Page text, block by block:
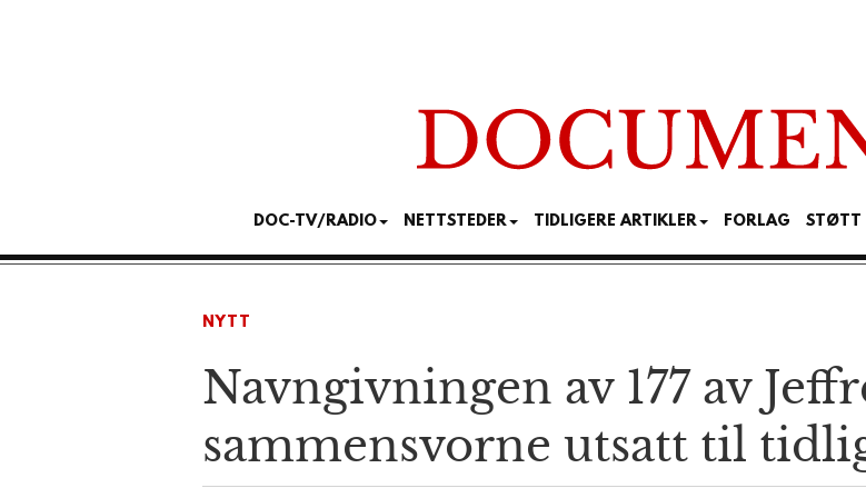
DOC-TV/RADIO NETTSTEDER TIDLIGERE ARTIKLER FORLAG STØTT
NYTT
Navngivningen av 177 av
sammen­svorne ut­satt til